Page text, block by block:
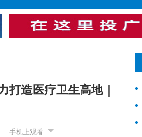
打造医疗卫生高地｜
手机上观看